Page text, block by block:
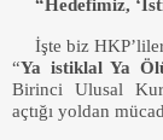
“Hedefimiz,
İşte biz
“Ya istiklal Ya
Birinci Ulusal
açtığı yoldan